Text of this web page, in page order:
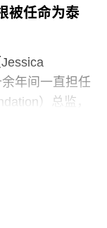
全球人工智能
学新校区捐赠
被任命为泰
年间一直担任
）总监，
季离任。摩根